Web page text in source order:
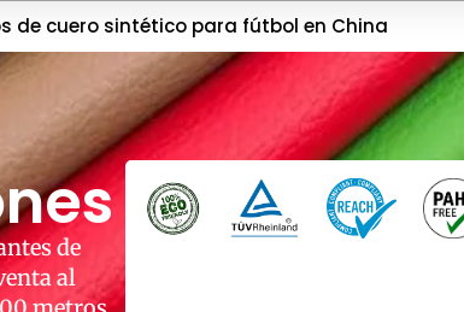
de cuero sintético para fútbol en China
de
al